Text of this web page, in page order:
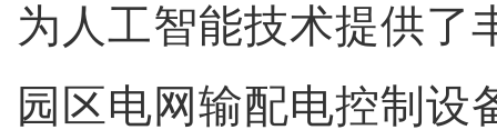
为人工智能技术提供了
园区电网输配电控制设